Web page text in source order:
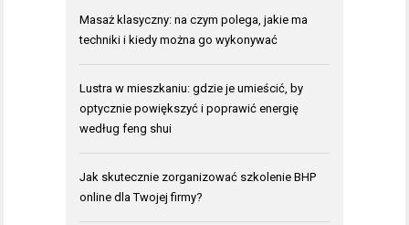
Masaż klasyczny: na czym polega, jakie ma
techniki i kiedy można go wykonywać
Lustra w mieszkaniu: gdzie je umieścić, by
optycznie powiększyć i poprawić energię
według feng shui
Jak skutecznie zorganizować szkolenie BHP
online dla Twojej firmy?